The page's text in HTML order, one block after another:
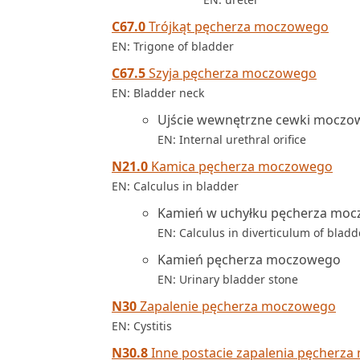
C67.0Trójkąt pęcherza moczowego
EN: Trigone of bladder
C67.5Szyja pęcherza moczowego
EN: Bladder neck
Ujście wewnętrzne cewki
EN: Internal urethral orifice
N21.0 Kamica pęcherza moczowego
EN: Calculus in bladder
Kamień w uchyłku pęcherza
EN: Calculus in diverticulum of
Kamień pęcherza moczowego
EN: Urinary bladder stone
N30Zapalenie pęcherza moczowego
EN: Cystitis
N30.8Inne postacie zapalenia pęcherza